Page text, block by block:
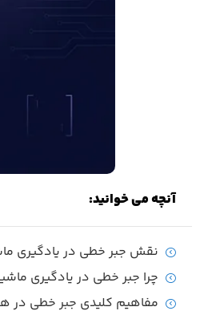
آنچه می خوانید:
نقش جبر خطی در یادگیری
چرا جبر خطی در یادگیری
مفاهیم کلیدی جبر خطی